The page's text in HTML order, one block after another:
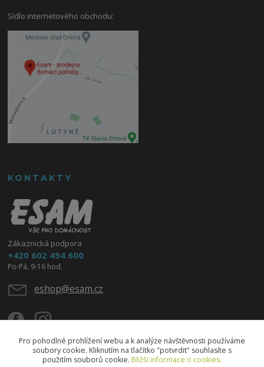
Sídlo internetového obchodu:
KONTAKTY
Zákaznická podpora
+420 602 494 600
Po-Pá, 9-16 hod.
eshop@esam.cz
Pro pohodlné prohlížení webu a k analýze návštěvnosti používáme
soubory cookie. Kliknutím na tlačítko "potvrdit" souhlasíte s
použitím souborů cookie. Bližší informace o cookies.